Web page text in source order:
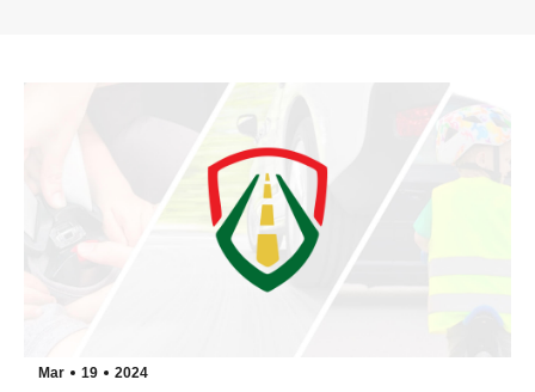
Mar 19 2024